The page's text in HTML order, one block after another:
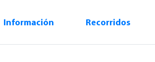
Información Recorridos